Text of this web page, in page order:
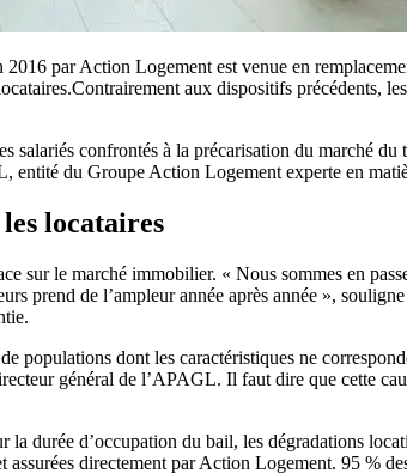
par Action Logement est venue en
aux dispositifs précédents,
confrontés à la précarisation du marché
entité du Groupe Action Logement experte en
locataires
sur le marché immobilier. « Nous sommes en
prend de l’ampleur année après année »,
populations dont les caractéristiques ne
général de l’APAGL. Il faut dire que cette
durée d’occupation du bail, les dégradations
directement par Action Logement. 95 %